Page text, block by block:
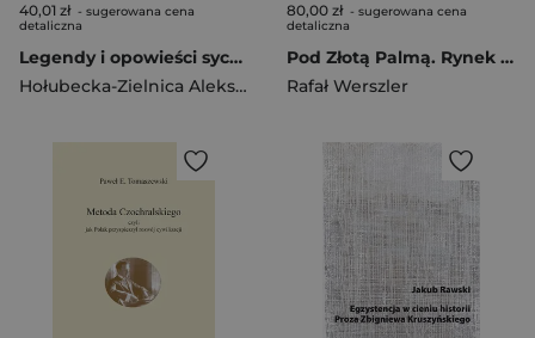
40,01 zł - sugerowana cena
detaliczna
Legendy i opowieści sycowskiej treści wyd. 2
Hołubecka-Zielnica Aleksandra
80,00 zł - sugerowana cena
detaliczna
Pod Złotą Palmą. Rynek 58 we Wrocławiu
Rafał Werszler